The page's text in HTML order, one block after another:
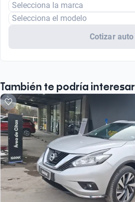
Selecciona la marca
Selecciona el modelo
Cotizar auto
También te podría interesar